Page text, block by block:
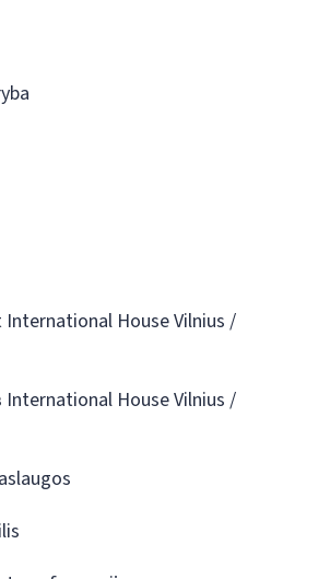
House Vilnius /
International House Vilnius /